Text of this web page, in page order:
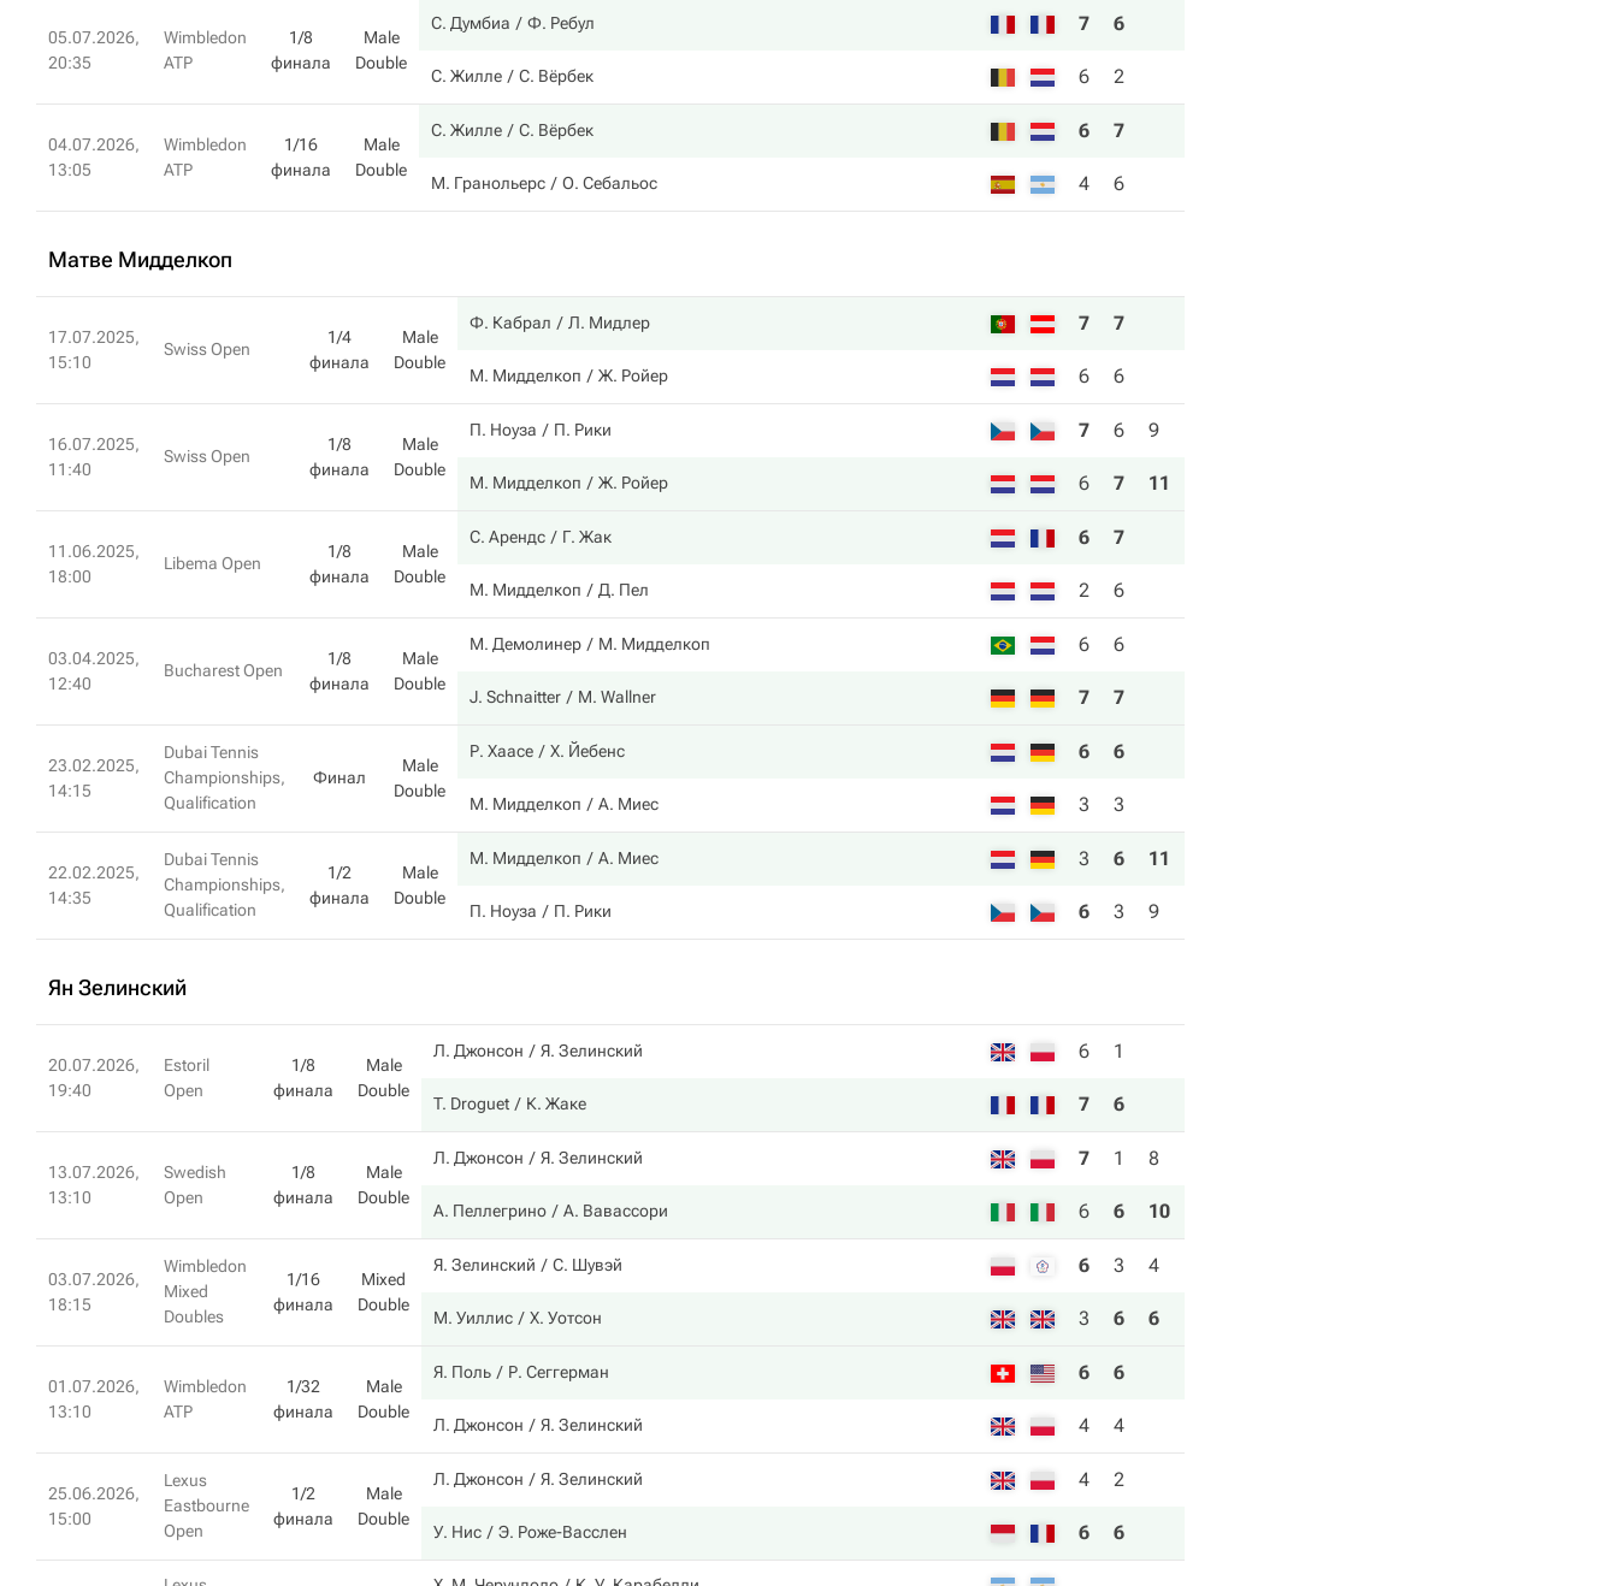
05.07.2026,
20:35
Wimbledon
ATP
1/8
финала
Male
Double
С. Думбиа Ф. Ребул 7 6
С. Жилле С. Вёрбек 6 2
04.07.2026,
13:05
Wimbledon
ATP
1/16
финала
Male
Double
С. Жилле С. Вёрбек 6 7
М. Гранольерс О. Себальос 4 6
Матве Мидделкоп
17.07.2025,
15:10
Swiss Open
1/4
финала
Male
Double
Ф. Кабрал Л. Мидлер 7 7
М. Мидделкоп Ж. Ройер 6 6
16.07.2025,
11:40
Swiss Open
1/8
финала
Male
Double
П. Ноуза П. Рики 7 6 9
М. Мидделкоп Ж. Ройер 6 7 11
11.06.2025,
18:00
Libema Open
1/8
финала
Male
Double
С. Арендс Г. Жак 6 7
М. Мидделкоп Д. Пел 2 6
03.04.2025,
12:40
Bucharest Open
1/8
финала
Male
Double
М. Демолинер М. Мидделкоп 6 6
J. Schnaitter M. Wallner 7 7
23.02.2025,
14:15
Dubai Tennis
Championships,
Qualification
Финал
Male
Double
Р. Хаасе Х. Йебенс 6 6
М. Мидделкоп А. Миес 3 3
22.02.2025,
14:35
Dubai Tennis
Championships,
Qualification
1/2
финала
Male
Double
М. Мидделкоп А. Миес 3 6 11
П. Ноуза П. Рики 6 3 9
Ян Зелинский
20.07.2026,
19:40
Estoril
Open
1/8
финала
Male
Double
Л. Джонсон Я. Зелинский 6 1
T. Droguet К. Жаке 7 6
13.07.2026,
13:10
Swedish
Open
1/8
финала
Male
Double
Л. Джонсон Я. Зелинский 7 1 8
А. Пеллегрино А. Вавассори 6 6 10
03.07.2026,
18:15
Wimbledon
Mixed
Doubles
1/16
финала
Mixed
Double
Я. Зелинский С. Шувэй 6 3 4
М. Уиллис Х. Уотсон 3 6 6
01.07.2026,
13:10
Wimbledon
ATP
1/32
финала
Male
Double
Я. Поль Р. Сеггерман 6 6
Л. Джонсон Я. Зелинский 4 4
25.06.2026,
15:00
Lexus
Eastbourne
Open
1/2
финала
Male
Double
Л. Джонсон Я. Зелинский 4 2
У. Нис Э. Роже-Васслен 6 6